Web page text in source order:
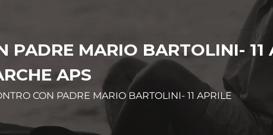
PADRE MARIO BARTOLINI- 11
APS
CON PADRE MARIO BARTOLINI- 11 APRILE